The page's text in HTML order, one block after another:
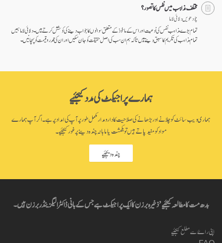
مختلف مذاہب میں نفس کا تصور؟
چودھویں دلائی لاما
تمام بڑے مذاہب نفس کی نوعیت اور اس کے ماخوذ کے متعلق سوالوں کا جواب دینے کی کوشش کرتے ہیں۔ دلائی لاما ہمیں
تمام مذاہب کی تکریم کا سبق دیتے ہیں تا کہ ہم ان سب کی اصل حقیقت کو جان سکیں اور ان کی قدر و قیمت کو پہچانیں۔
ہمارے پراجیکٹ کی مدد کیجئیے
ہماری ویب سائٹ کو چلانے اور بڑھانے کی صلاحیت کا دارومدار مکمل طور پر آپ کی امداد پر ہے۔ اگر آپ ہمارے
مواد کو مفید پاتے ہیں تو یکمشت یا ماہانہ چندہ دینے پر غور کیجئیے۔
چندہ دیجئیے
بدھ مت کا مطالعہ کیجئیے’ ذخیرہ برزن کا ایک پراجیکٹ ہے جس کے بانی ڈاکٹر الیگزینڈر برزن ہیں۔
اپنی راۓ سے مطلع کیجئیے